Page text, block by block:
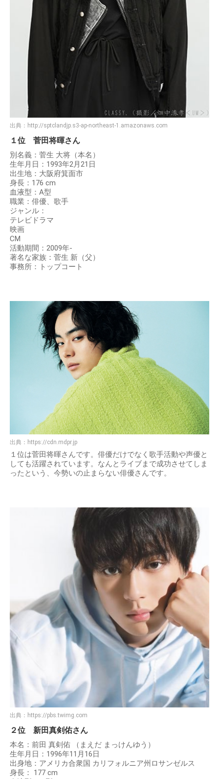
出典： http://sptclandjp.s3-ap-northeast-1.amazonaws.com
１位 菅田将暉さん
別名義：菅生 大将（本名）
生年月日：1993年2月21日
出生地：大阪府箕面市
身長：176 cm
血液型：A型
職業：俳優、歌手
ジャンル：
テレビドラマ
映画
CM
活動期間：2009年-
著名な家族：菅生 新（父）
事務所：トップコート
出典： https://cdn.mdpr.jp
１位は菅田将暉さんです。俳優だけでなく歌手活動や声優と
しても活躍されています。なんとライブまで成功させてしま
ったという、今勢いの止まらない俳優さんです。
出典： https://pbs.twimg.com
２位 新田真剣佑さん
本名：前田 真剣佑 （まえだ まっけんゆう）
生年月日：1996年11月16日
出身地：アメリカ合衆国 カリフォルニア州ロサンゼルス
身長： 177 cm